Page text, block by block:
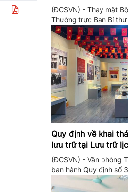
đảng trong quý II/
(ĐCSVN) - Thay mặt
Thường trực Ban Bí thư
Quy định về khai
lưu trữ tại Lưu trữ
hành của Trung
phòng Trung ương
(ĐCSVN) - Văn phòng
ban hành Quy định số